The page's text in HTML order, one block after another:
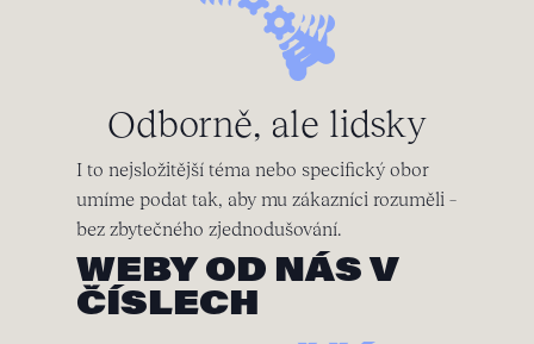
Odborně, ale lidsky
I to nejsložitější téma nebo specifický obor
umíme podat tak, aby mu zákazníci rozuměli –
bez zbytečného zjednodušování.
WEBY OD NÁS V
ČÍSLECH